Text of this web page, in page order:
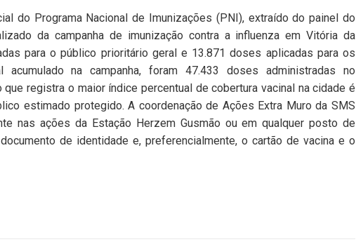
do Programa Nacional de Imunizações (PNI), extraído do painel do
da campanha de imunização contra a influenza em Vitória da
para o público prioritário geral e 13.871 doses aplicadas para os
na campanha, foram 47.433 doses administradas no
registra o maior índice percentual de cobertura vacinal na cidade é
estimado protegido. A coordenação de Ações Extra Muro da SMS
nas ações da Estação Herzem Gusmão ou em qualquer posto de
de identidade e, preferencialmente, o cartão de vacina e o